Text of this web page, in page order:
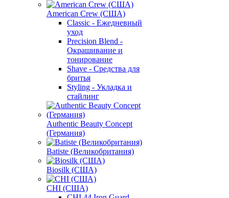
American Crew (США)
Classic - Ежедневный
уход
Precision Blend -
Окрашивание и
тонирование
Shave - Средства для
бритья
Styling - Укладка и
стайлинг
Authentic Beauty Concept
(Германия)
Batiste (Великобритания)
Biosilk (США)
CHI (США)